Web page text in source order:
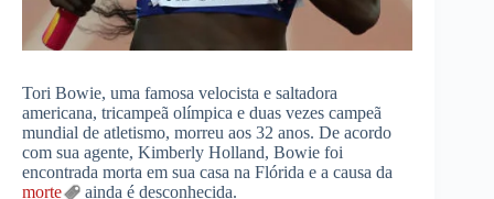
Tori Bowie, uma famosa velocista e saltadora
americana, tricampeã olímpica e duas vezes campeã
mundial de atletismo, morreu aos 32 anos. De acordo
com sua agente, Kimberly Holland, Bowie foi
encontrada morta em sua casa na Flórida e a causa da
morte
ainda é desconhecida.